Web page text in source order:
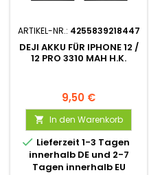
ARTIKEL-NR.: 4255839218447
DEJI AKKU FÜR IPHONE 12 /
12 PRO 3310 MAH H.K.
9,50 €
 In den Warenkorb
 Lieferzeit 1-3 Tagen
innerhalb DE und 2-7
Tagen innerhalb EU